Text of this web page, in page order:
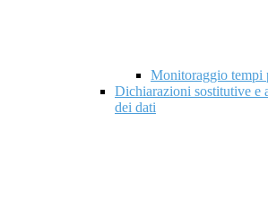
Monitoraggio tempi
Dichiarazioni sostitutive e
dei dati